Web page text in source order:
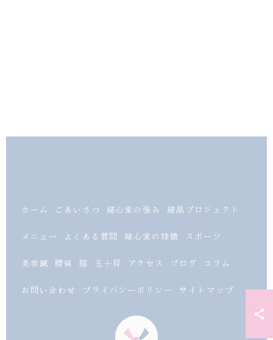
ホーム ごあいさつ 結心堂の強み 結晶プロジェクト
メニュー よくある質問 結心堂の特徴 スポーツ
美容鍼 腰痛 膝 五十肩 アクセス ブログ コラム
お問い合わせ プライバシーポリシー サイトマップ